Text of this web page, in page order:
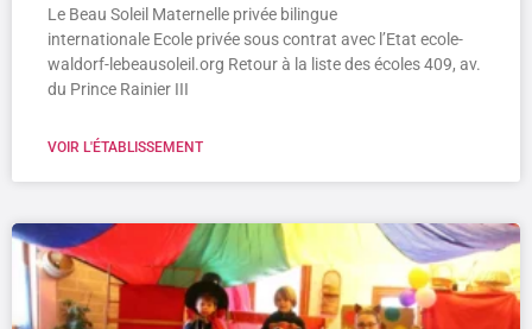
Le Beau Soleil Maternelle privée bilingue
internationale Ecole privée sous contrat avec l’Etat ecole-
waldorf-lebeausoleil.org Retour à la liste des écoles 409, av.
du Prince Rainier III
VOIR L'ÉTABLISSEMENT